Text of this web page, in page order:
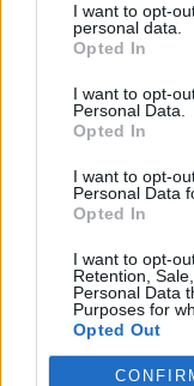
I want to opt-
personal data.
Opted In
I want to opt-
Personal Data.
Opted In
I want to opt-
Personal Data
Opted In
I want to opt-
Retention,
Personal Data
Purposes for
Opted Out
késedelmi
forint, vastag
VISSZA NEM
CSOK új építésű
ingatlanra*, vagy